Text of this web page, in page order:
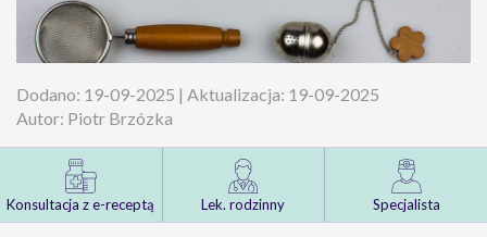
Dodano: 19-09-2025 | Aktualizacja: 19-09-2025
Autor: Piotr Brzózka
Konsultacja z e-receptą Lek. rodzinny Specjalista